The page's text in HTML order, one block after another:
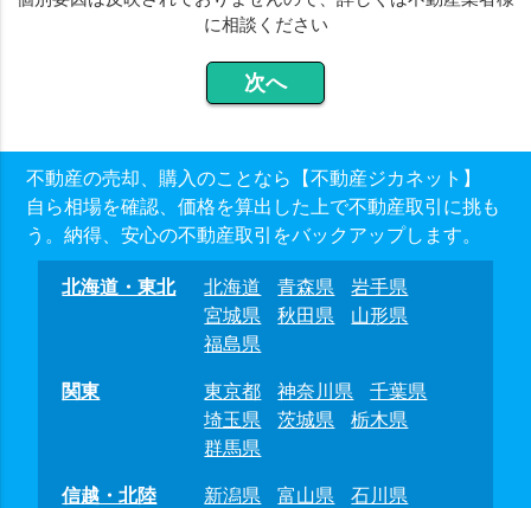
に相談ください
不動産の売却、購入のことなら【不動産ジカネット】
自ら相場を確認、価格を算出した上で不動産取引に挑も
う。納得、安心の不動産取引をバックアップします。
北海道・東北 北海道 青森県
岩手県
宮城県
秋田県
山形県
福島県
関東
東京都 神奈川県
千葉県
埼玉県
茨城県
栃木県
群馬県
信越・北陸
新潟県 富山県
石川県